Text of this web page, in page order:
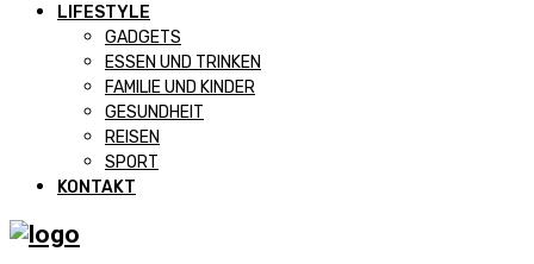
LIFESTYLE
GADGETS
ESSEN UND TRINKEN
FAMILIE UND KINDER
GESUNDHEIT
REISEN
SPORT
KONTAKT